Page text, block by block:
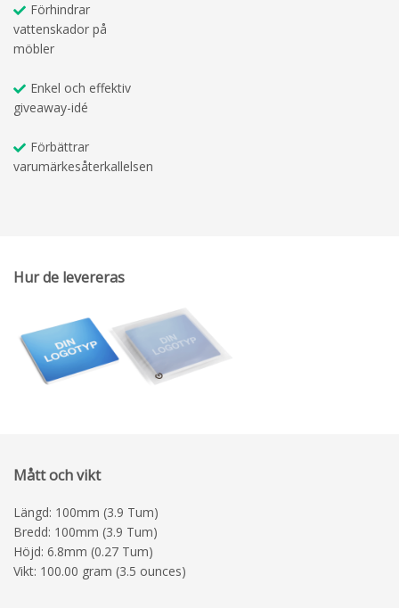
Förhindrar
vattenskador på
möbler
Enkel och effektiv
giveaway-idé
Förbättrar
varumärkesåterkallelsen
Hur de levereras
Mått och vikt
Längd: 100mm (3.9 Tum)
Bredd: 100mm (3.9 Tum)
Höjd: 6.8mm (0.27 Tum)
Vikt: 100.00 gram (3.5 ounces)